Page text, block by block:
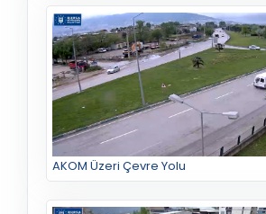
AKOM Üzeri Çevre Yolu